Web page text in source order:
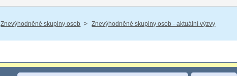
Znevýhodněné skupiny osob / Znevýhodněné skupiny osob - aktuální výzvy